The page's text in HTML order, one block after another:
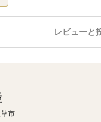
レビューと
市